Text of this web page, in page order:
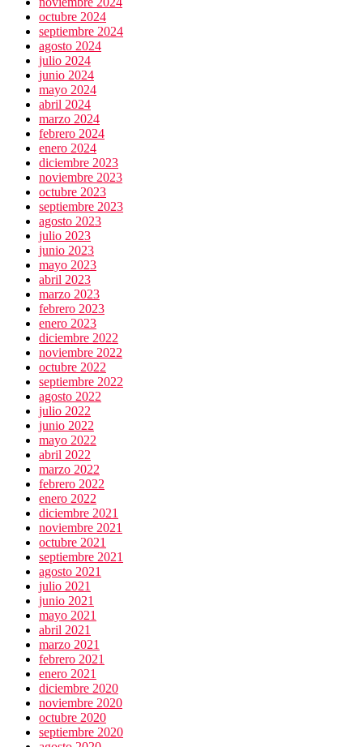
octubre 2024
septiembre 2024
agosto 2024
julio 2024
junio 2024
mayo 2024
abril 2024
marzo 2024
febrero 2024
enero 2024
diciembre 2023
noviembre 2023
octubre 2023
septiembre 2023
agosto 2023
julio 2023
junio 2023
mayo 2023
abril 2023
marzo 2023
febrero 2023
enero 2023
diciembre 2022
noviembre 2022
octubre 2022
septiembre 2022
agosto 2022
julio 2022
junio 2022
mayo 2022
abril 2022
marzo 2022
febrero 2022
enero 2022
diciembre 2021
noviembre 2021
octubre 2021
septiembre 2021
agosto 2021
julio 2021
junio 2021
mayo 2021
abril 2021
marzo 2021
febrero 2021
enero 2021
diciembre 2020
noviembre 2020
octubre 2020
septiembre 2020